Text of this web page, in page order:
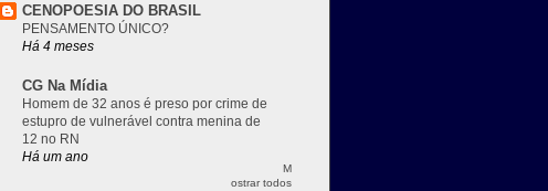
CENOPOESIA DO BRASIL
PENSAMENTO ÚNICO?
Há 4 meses
CG Na Mídia
Homem de 32 anos é preso por crime de
estupro de vulnerável contra menina de
12 no RN
Há um ano
M
ostrar todos